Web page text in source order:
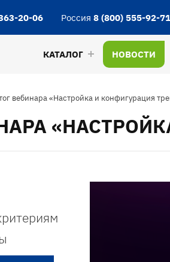
20-06 Россия 8 (800) 555-92-71
КАТАЛОГ НОВОСТИ
вебинара «Настройка и конфигурация